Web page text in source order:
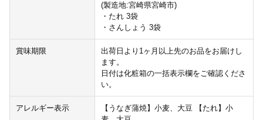
(製造地:宮崎県宮崎市)
・たれ 3袋
・さんしょう 3袋
賞味期限
出荷日より1ヶ月以上先のお品をお届けし
ます。
日付は化粧箱の一括表示欄をご確認くださ
い。
アレルギー表示
【うなぎ蒲焼】小麦、大豆 【たれ】小